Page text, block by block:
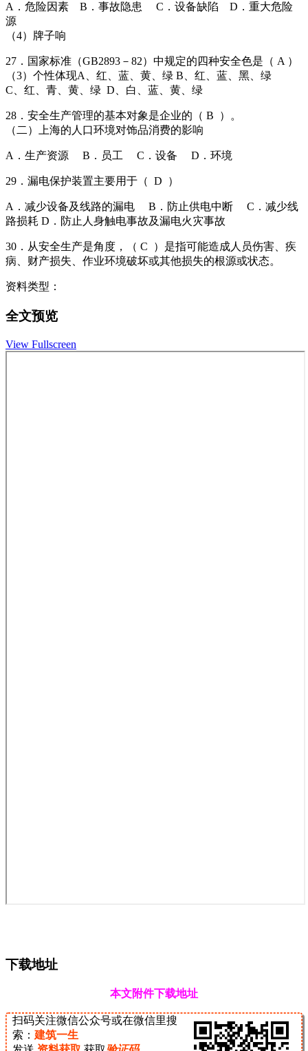
A．危险因素 B．事故隐患 C．设备缺陷 D．重大危险
源
（4）牌子响
27．国家标准（GB2893－82）中规定的四种安全色是（ A ）
（3）个性体现A、红、蓝、黄、绿 B、红、蓝、黑、绿
C、红、青、黄、绿 D、白、蓝、黄、绿
28．安全生产管理的基本对象是企业的（ B ）。
（二）上海的人口环境对饰品消费的影响
A．生产资源 B．员工 C．设备 D．环境
29．漏电保护装置主要用于（ D ）
A．减少设备及线路的漏电 B．防止供电中断 C．减少线
路损耗 D．防止人身触电事故及漏电火灾事故
30．从安全生产是角度，（ C ）是指可能造成人员伤害、疾
病、财产损失、作业环境破坏或其他损失的根源或状态。
资料类型：
全文预览
View Fullscreen
下载地址
本文附件下载地址
扫码关注微信公众号或在微信里搜
索： 建筑一生